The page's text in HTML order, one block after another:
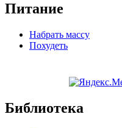
Питание
Набрать массу
Похудеть
Библиотека